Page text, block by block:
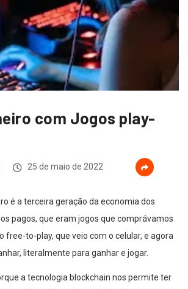
com Jogos play-
25 de maio de 2022
é a terceira geração da economia dos
pagos, que eram jogos que comprávamos
free-to-play, que veio com o celular, e agora
literalmente para ganhar e jogar.
a tecnologia blockchain nos permite ter